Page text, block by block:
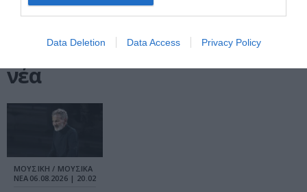
Data Deletion Data Access Privacy Policy
Τελευταία
νέα
ΜΟΥΣΙΚΗ / ΜΟΥΣΙΚΑ
ΝΕΑ 06.08.2026 | 20.02